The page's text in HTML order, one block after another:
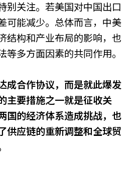
别关注。若美国对中国出口
可能减少。总体而言，中美
结构和产业布局的影响，也
等多方面因素的共同作用。
成合作协议，而是就此爆发
主要措施之一就是征收关
国的经济体系造成挑战，也
供应链的重新调整和全球贸